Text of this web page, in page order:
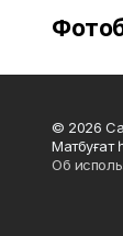
© 2026
Матбуғат
Об